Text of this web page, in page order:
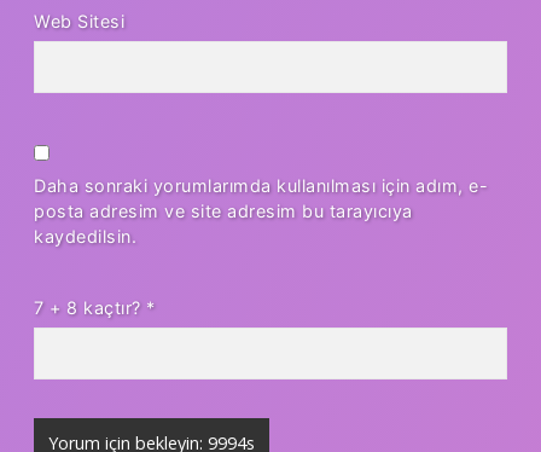
Web Sitesi
Daha sonraki yorumlarımda kullanılması için adım, e-
posta adresim ve site adresim bu tarayıcıya
kaydedilsin.
7 + 8 kaçtır? *